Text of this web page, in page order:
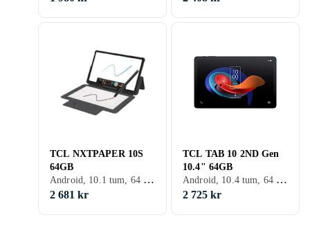
TCL NXTPAPER 10S
64GB
Android, 10.1 tum, 64 GB, 2022, 4GB
2 681 kr
TCL TAB 10 2ND Gen
10.4" 64GB
Android, 10.4 tum, 64 GB, 2023, 4GB
2 725 kr